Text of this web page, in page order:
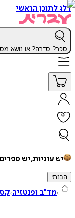
דלג לתוכן הראשי
ספר? סדרה? או נושא
יש עוגיות, יש
הבנתי
מד"ב ופנטזיה